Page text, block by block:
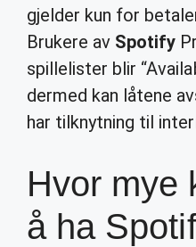
gjelder kun for
Brukere av Spotify
spillelister blir
dermed kan låtene
har tilknytning til
Hvor mye
å ha